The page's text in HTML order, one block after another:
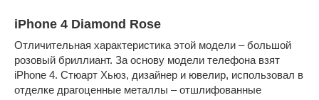
iPhone 4 Diamond Rose
Отличительная характеристика этой модели – большой
розовый бриллиант. За основу модели телефона взят
iPhone 4. Стюарт Хьюз, дизайнер и ювелир, использовал в
отделке драгоценные металлы – отшлифованные